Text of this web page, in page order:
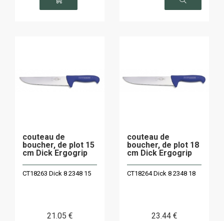
couteau de
boucher, de plot 15
cm Dick Ergogrip
CT18263 Dick 8 2348 15
21.05 €
couteau de
boucher, de plot 18
cm Dick Ergogrip
CT18264 Dick 8 2348 18
23.44 €